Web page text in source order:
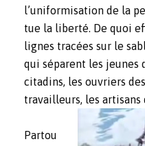
l’uniformisation de la
tue la liberté. De quoi
lignes tracées sur le
qui séparent les jeunes
citadins, les ouvriers
travailleurs, les
Partou